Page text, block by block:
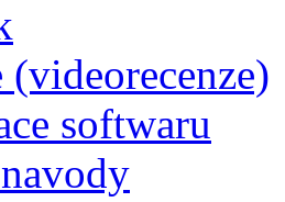
(videorecenze)
softwaru